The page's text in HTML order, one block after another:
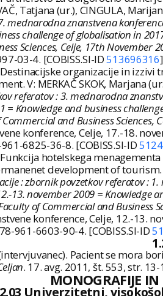
Tatjana (ur.), CINGULA,
mednarodna znanstvena
challenge of globalisation in
Sciences, Celje, 17th November
03-4. [COBISS.SI-ID513696316]
Destinacijske organizacije in
V: MERKAČ SKOK, Marjana
referatov : 3. mednarodna
= Knowledge and business
and Business Sciences,
konference, Celje, 17.-18.
6825-36-8. [COBISS.SI-ID
Funkcija hotelskega
development of tourism.
: zbornik povzetkov referatov :
13. november 2009 =
of Commercial and Business
konference, Celje, 12.-13.
961-6603-90-4. [COBISS.SI-ID
Pacient se mora
. 17. avg. 2011, št. 553, str.
MONOGRAFIJE
2.03 Univerzitetni,